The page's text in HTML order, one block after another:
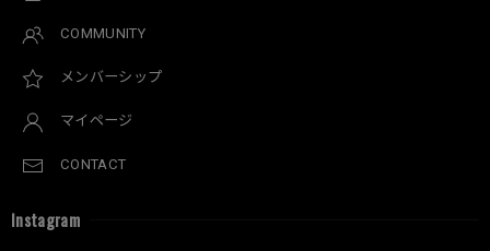
COMMUNITY
メンバーシップ
マイページ
CONTACT
Instagram